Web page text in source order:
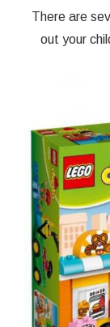
There are
out your